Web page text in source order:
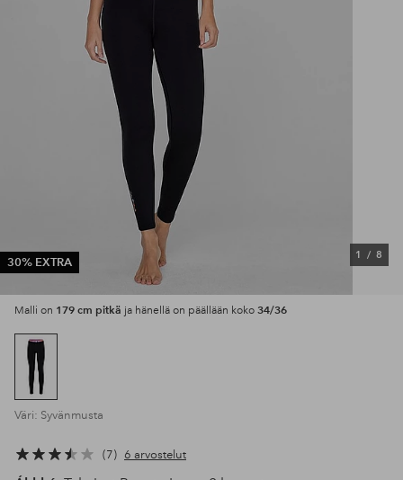
30% EXTRA
1 / 8
Malli on 179 cm pitkä ja hänellä on päällään koko 34/36
Väri: Syvänmusta
7 6 arvostelut